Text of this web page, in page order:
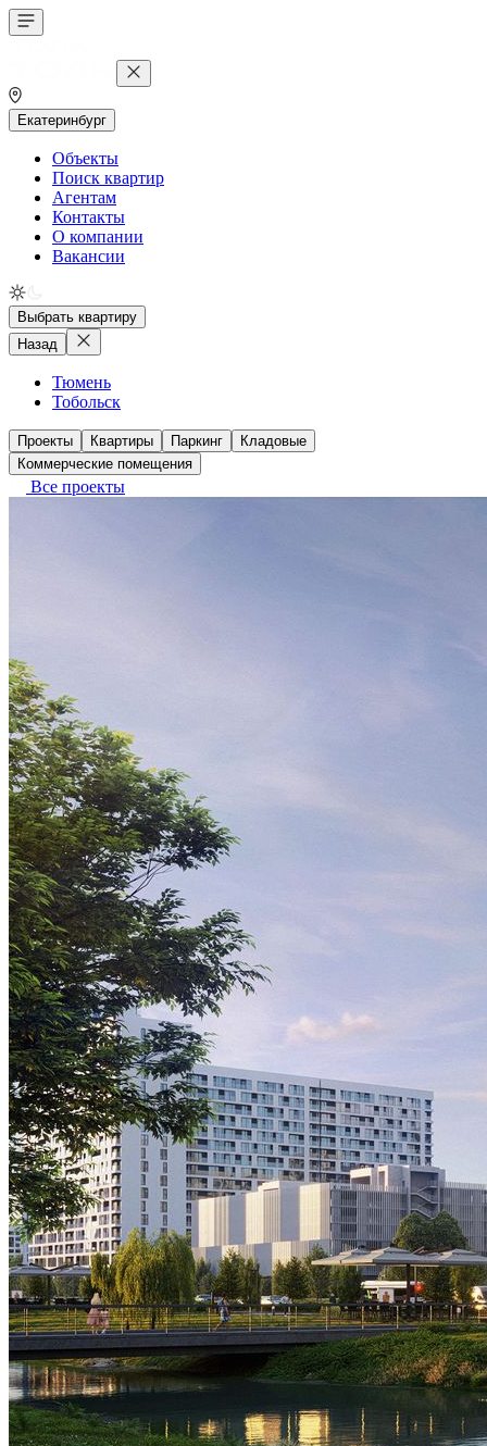
Екатеринбург
Объекты
Поиск квартир
Агентам
Контакты
О компании
Вакансии
Выбрать квартиру
Назад
Тюмень
Тобольск
Проекты Квартиры Паркинг
Кладовые
Коммерческие помещения
Все проекты